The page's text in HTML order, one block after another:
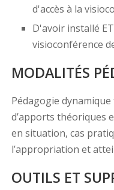
d'accès à la
D'avoir installé
visioconférence
MODALITÉS
Pédagogie
d’apports théoriques
en situation, cas
l’appropriation et
OUTILS ET